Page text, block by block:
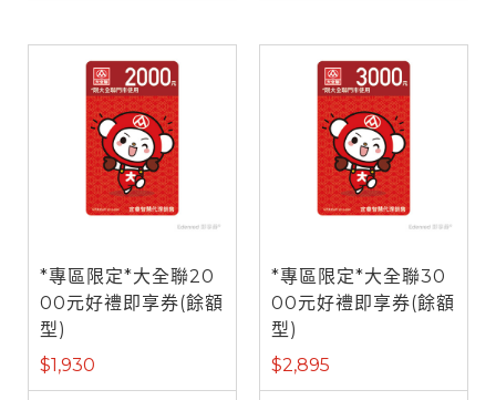
*專區限定*大全聯20
00元好禮即享券(餘額
型)
$1,930
*專區限定*大全聯30
00元好禮即享券(餘額
型)
$2,895